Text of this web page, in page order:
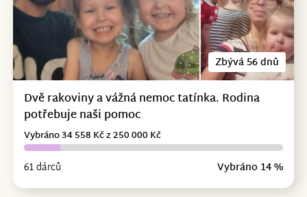
Zbývá 56 dnů
Dvě rakoviny a vážná nemoc tatínka. Rodina
potřebuje naši pomoc
61 dárců Vybráno 14 %
Vybráno 34 558 Kč z 250 000 Kč